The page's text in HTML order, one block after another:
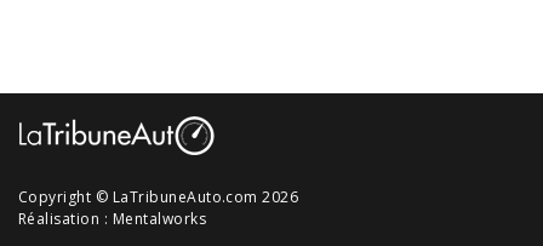
Copyright © LaTribuneAuto.com 2026
Réalisation : Mentalworks